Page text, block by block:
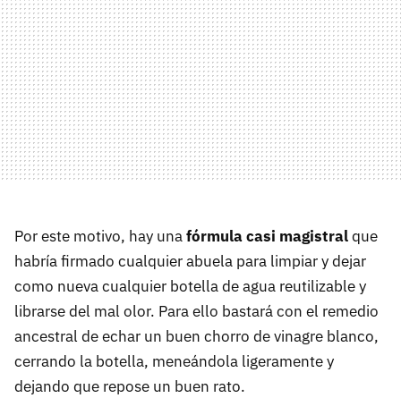
Por este motivo, hay unafórmula casi magistralque
habría firmado cualquier abuela para limpiar y dejar
como nueva cualquier botella de agua reutilizable y
librarse del mal olor. Para ello bastará con el remedio
ancestral de echar un buen chorro de vinagre blanco,
cerrando la botella, meneándola ligeramente y
dejando que repose un buen rato.